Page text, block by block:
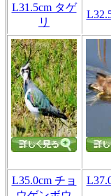
L31.5cm タゲ
リ
L35.0cm チョ